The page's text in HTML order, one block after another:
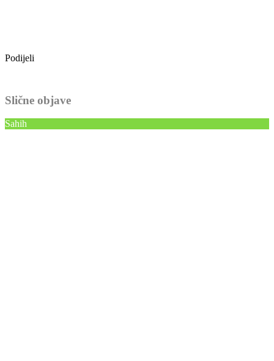
Podijeli
Slične objave
Sahih